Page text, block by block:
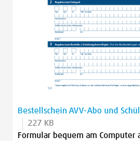
Bestellschein AVV-Abo und
227 KB
Formular bequem am Computer